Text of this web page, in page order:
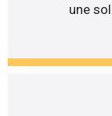
une